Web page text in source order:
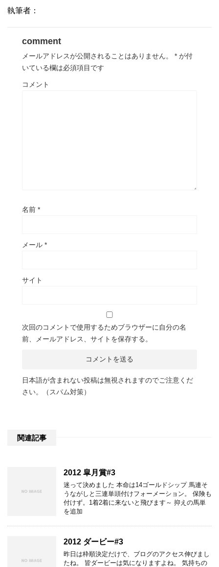
執筆者：
comment
メールアドレスが公開されることはありません。 * が付
いている欄は必須項目です
コメント
名前 *
メール *
サイト
次回のコメントで使用するためブラウザーに自分の名
前、メールアドレス、サイトを保存する。
日本語が含まれない投稿は無視されますのでご注意くだ
さい。（スパム対策）
関連記事
2012 皐月賞#3
迷って決めました 本命は14ゴールドシップ 馬連そ
うながしと三連単頭付けフォーメーション。 保険も
付けず。1着2着に来ないと飛びます～ 抑えの馬単
を追加
2012 ダービー#3
昨日は枠順決定だけで、ブログのアクセス伸びまし
たね。 皆ダービーは気になりますよね。 気持ちの